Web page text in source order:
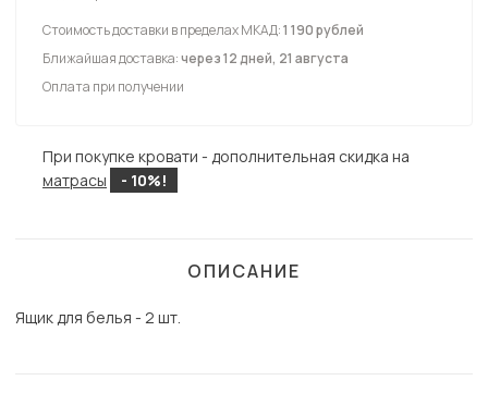
Стоимость доставки в пределах МКАД:1 190 рублей
Ближайшая доставка:через 12 дней, 21 августа
Оплата при получении
При покупке кровати - дополнительная скидка на
матрасы
- 10%!
ОПИСАНИЕ
Ящик для белья - 2 шт.